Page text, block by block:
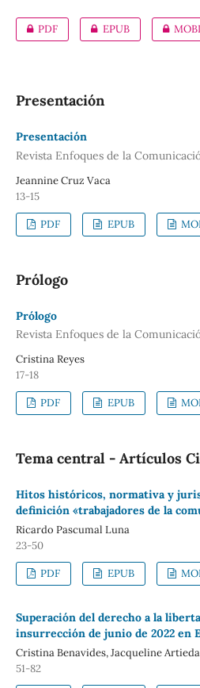
PDF EPUB MOBI
Presentación
Presentación
Revista Enfoques de la
Jeannine Cruz Vaca
13-15
PDF EPUB
Prólogo
Prólogo
Revista Enfoques de la
Cristina Reyes
17-18
PDF EPUB
Tema central - Artículos
Hitos históricos, normativa y
definición «trabajadores de la
Ricardo Pascumal Luna
23-50
PDF EPUB
Superación del derecho a la
insurrección de junio de 2022 en
Cristina Benavides, Jacqueline Artieda
51-82